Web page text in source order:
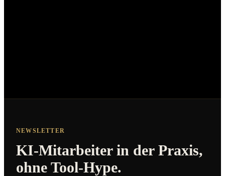
NEWSLETTER
KI-Mitarbeiter in der Praxis,
ohne Tool-Hype.